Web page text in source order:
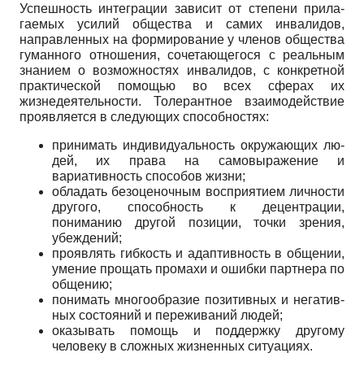
Успешность интеграции зависит от степени прила­
гаемых усилий общества и самих инвалидов,
направ­ленных на формирование у членов общества
гуманно­го отношения, сочетающегося с реальным
знанием о возможностях инвалидов, с конкретной
практической помощью во всех сферах их
жизнедеятельности. Толе­рантное взаимодействие
проявляется в следующих способностях:
принимать индивидуальность окружающих лю­
дей, их права на самовыражение и
вариативность спо­собов жизни;
обладать безоценочным восприятием личности
другого, способность к децентрации,
пониманию дру­гой позиции, точки зрения,
убеждений;
проявлять гибкость и адаптивность в общении,
умение прощать промахи и ошибки партнера по
обще­нию;
понимать многообразие позитивных и негатив­
ных состояний и переживаний людей;
оказывать помощь и поддержку другому
челове­ку в сложных жизненных ситуациях.